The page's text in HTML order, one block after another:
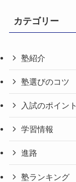
カテゴリー
塾紹介
塾選びのコツ
入試のポイント
学習情報
進路
塾ランキング